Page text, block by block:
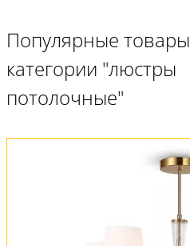
Популярные товары
категории "люстры
потолочные"